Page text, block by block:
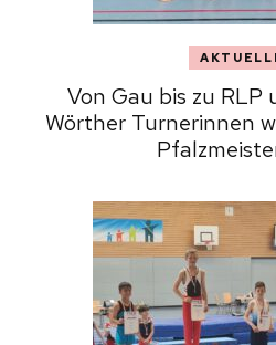
Von Gau bis zu RLP
Wörther Turnerinnen